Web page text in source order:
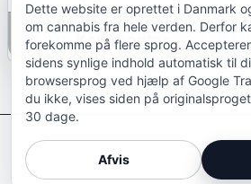
Afkriminaliser
Dette website er oprettet i Danmark
om cannabis fra hele verden. Derfor
forekomme på flere sprog.
sidens synlige indhold automatisk til
browsersprog ved hjælp af Google
du ikke, vises siden på
30 dage.
Afvis